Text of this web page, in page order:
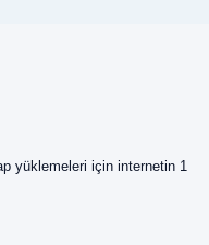
yüklemeleri için internetin 1